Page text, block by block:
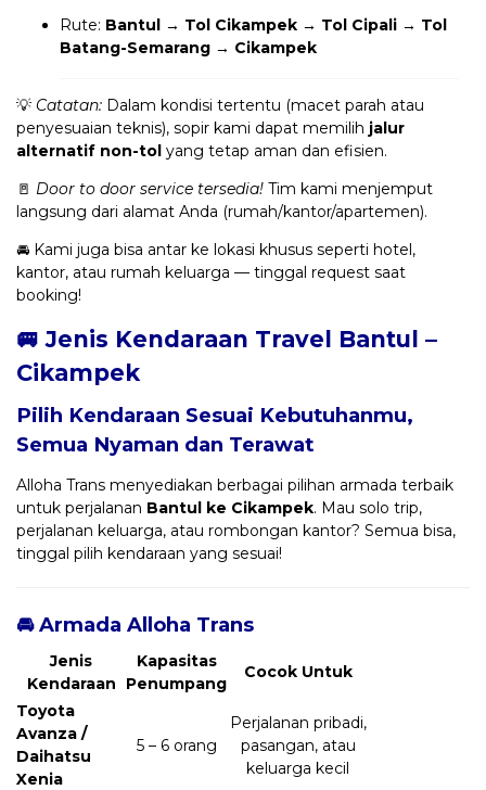
Rute: Bantul → Tol Cikampek → Tol Cipali → Tol
Batang-Semarang → Cikampek
💡 Catatan: Dalam kondisi tertentu (macet parah atau
penyesuaian teknis), sopir kami dapat memilih jalur
alternatif non-tol yang tetap aman dan efisien.
🚪 Door to door service tersedia! Tim kami menjemput
langsung dari alamat Anda (rumah/kantor/apartemen).
🚘 Kami juga bisa antar ke lokasi khusus seperti hotel,
kantor, atau rumah keluarga — tinggal request saat
booking!
🚐 Jenis Kendaraan Travel Bantul –
Cikampek
Pilih Kendaraan Sesuai Kebutuhanmu,
Semua Nyaman dan Terawat
Alloha Trans menyediakan berbagai pilihan armada terbaik
untuk perjalanan Bantul ke Cikampek. Mau solo trip,
perjalanan keluarga, atau rombongan kantor? Semua bisa,
tinggal pilih kendaraan yang sesuai!
🚘 Armada Alloha Trans
Jenis
Kendaraan
Kapasitas
Penumpang
Cocok Untuk
Toyota
Avanza /
Daihatsu
Xenia
5 – 6 orang
Perjalanan pribadi,
pasangan, atau
keluarga kecil